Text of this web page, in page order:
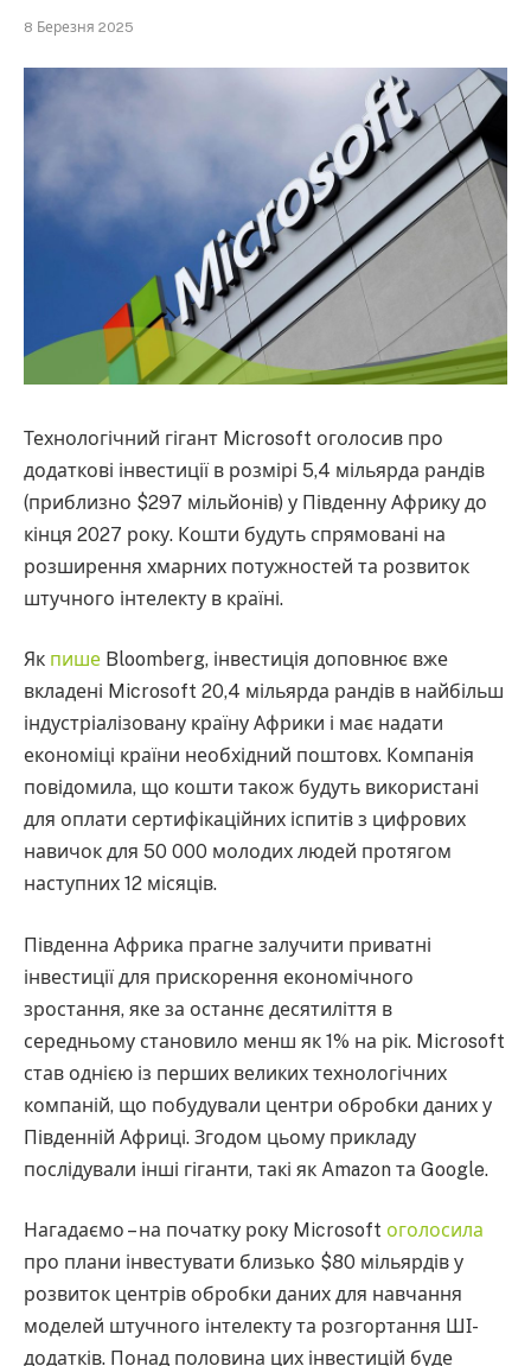
8 Березня 2025
Технологічний гігант Microsoft оголосив про
додаткові інвестиції в розмірі 5,4 мільярда рандів
(приблизно $297 мільйонів) у Південну Африку до
кінця 2027 року. Кошти будуть спрямовані на
розширення хмарних потужностей та розвиток
штучного інтелекту в країні.
Як пише Bloomberg, інвестиція доповнює вже
вкладені Microsoft 20,4 мільярда рандів в найбільш
індустріалізовану країну Африки і має надати
економіці країни необхідний поштовх. Компанія
повідомила, що кошти також будуть використані
для оплати сертифікаційних іспитів з цифрових
навичок для 50 000 молодих людей протягом
наступних 12 місяців.
Південна Африка прагне залучити приватні
інвестиції для прискорення економічного
зростання, яке за останнє десятиліття в
середньому становило менш як 1% на рік. Microsoft
став однією із перших великих технологічних
компаній, що побудували центри обробки даних у
Південній Африці. Згодом цьому прикладу
послідували інші гіганти, такі як Amazon та Google.
Нагадаємо – на початку року Microsoft оголосила
про плани інвестувати близько $80 мільярдів у
розвиток центрів обробки даних для навчання
моделей штучного інтелекту та розгортання ШІ-
додатків. Понад половина цих інвестицій буде